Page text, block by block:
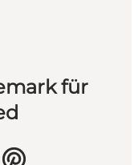
für